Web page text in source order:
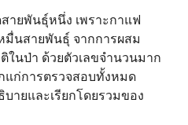
ายพันธุ์หนึ่ง เพราะกาแฟ
มื่นสายพันธ์ุ จากการผสม
ในป่า ด้วยตัวเลขจำนวนมาก
ก่การตรวจสอบทั้งหมด
ายและเรียกโดยรวมของ